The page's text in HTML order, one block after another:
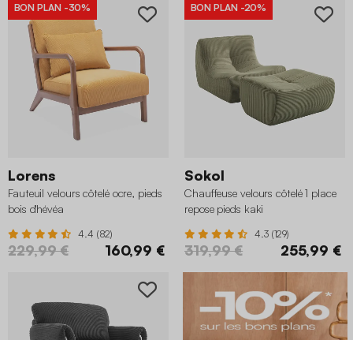
BON PLAN -30%
Lorens
Fauteuil velours côtelé ocre, pieds
bois d'hévéa
4.4 (82)
229,99 € 160,99 €
BON PLAN -20%
Sokol
Chauffeuse velours côtelé 1 place
repose pieds kaki
4.3 (129)
319,99 € 255,99 €